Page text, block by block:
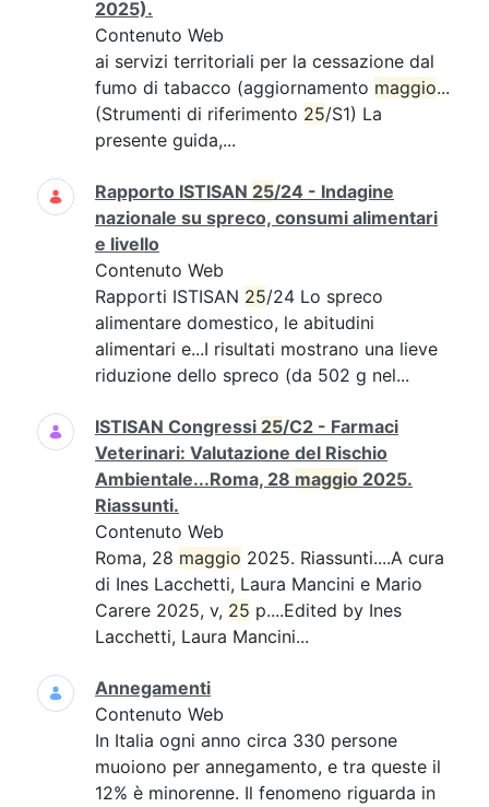
2025).
Contenuto Web
ai servizi territoriali per la cessazione dal
fumo di tabacco (aggiornamento maggio...
(Strumenti di riferimento 25/S1) La
presente guida,...
Rapporto ISTISAN 25/24 - Indagine
nazionale su spreco, consumi alimentari
e livello
Contenuto Web
Rapporti ISTISAN 25/24 Lo spreco
alimentare domestico, le abitudini
alimentari e...I risultati mostrano una lieve
riduzione dello spreco (da 502 g nel...
ISTISAN Congressi 25/C2 - Farmaci
Veterinari: Valutazione del Rischio
Ambientale...Roma, 28 maggio 2025.
Riassunti.
Contenuto Web
Roma, 28 maggio 2025. Riassunti....A cura
di Ines Lacchetti, Laura Mancini e Mario
Carere 2025, v, 25 p....Edited by Ines
Lacchetti, Laura Mancini...
Annegamenti
Contenuto Web
In Italia ogni anno circa 330 persone
muoiono per annegamento, e tra queste il
12% è minorenne. Il fenomeno riguarda in